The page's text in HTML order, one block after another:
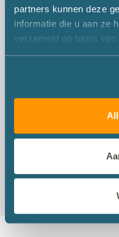
partners kunnen deze
informatie die u aan ze
verzameld op basis van
SHARE